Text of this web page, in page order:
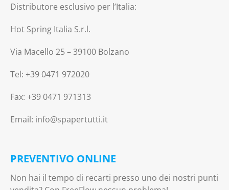
Distributore esclusivo per l’Italia:
Hot Spring Italia S.r.l.
Via Macello 25 – 39100 Bolzano
Tel: +39 0471 972020
Fax: +39 0471 971313
Email: info@spapertutti.it
PREVENTIVO ONLINE
Non hai il tempo di recarti presso uno dei nostri punti